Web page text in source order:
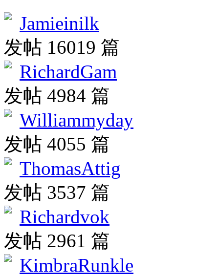
Jamieinilk
发帖 16019 篇
RichardGam
发帖 4984 篇
Williammyday
发帖 4055 篇
ThomasAttig
发帖 3537 篇
Richardvok
发帖 2961 篇
KimbraRunkle